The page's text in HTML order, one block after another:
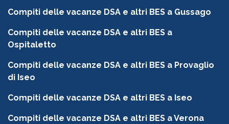
Compiti delle vacanze DSA e altri BES a Gussago
Compiti delle vacanze DSA e altri BES a
Ospitaletto
Compiti delle vacanze DSA e altri BES a Provaglio
di Iseo
Compiti delle vacanze DSA e altri BES a Iseo
Compiti delle vacanze DSA e altri BES a Verona